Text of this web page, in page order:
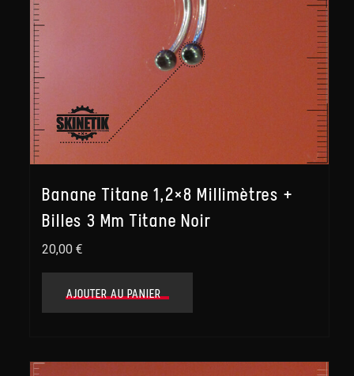
Banane Titane 1,2×8 Millimètres +
Billes 3 Mm Titane Noir
20,00€
AJOUTER AU PANIER